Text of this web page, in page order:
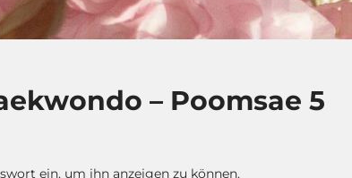
– Poomsae 5
ein, um ihn anzeigen zu können.